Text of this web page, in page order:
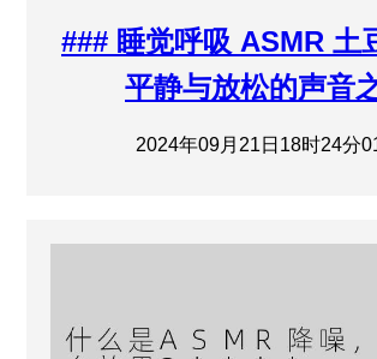
### 睡觉呼吸 ASMR 土
平静与放松的声音
2024年09月21日18时24分